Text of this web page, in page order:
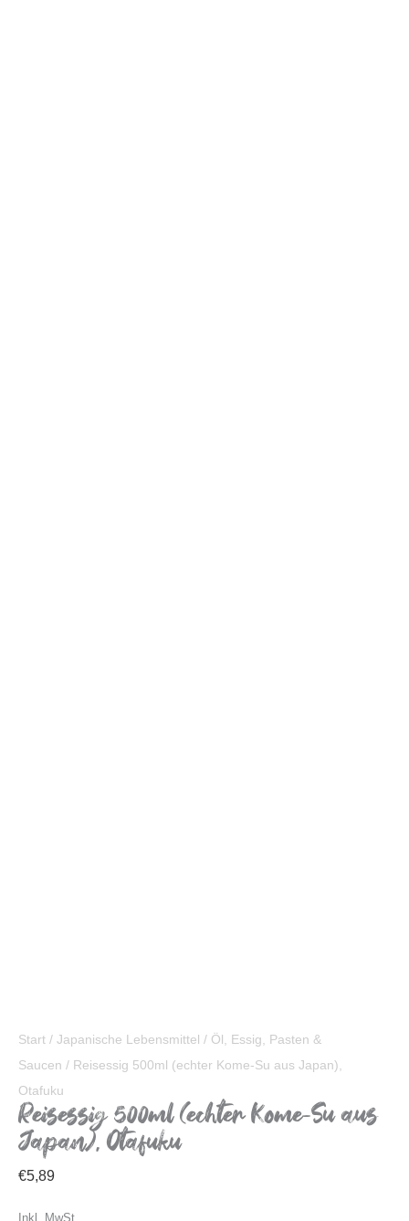
Start / Japanische Lebensmittel / Öl, Essig, Pasten &
Saucen / Reisessig 500ml (echter Kome-Su aus Japan),
Otafuku
Reisessig 500ml (echter Kome-Su aus
Japan), Otafuku
€5,89
Inkl. MwSt.